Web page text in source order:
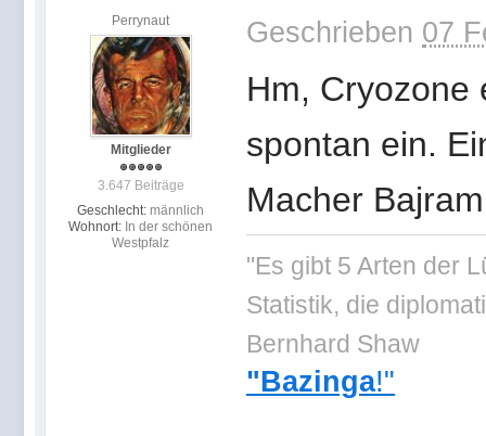
Perrynaut
Mitglieder
3.647 Beiträge
Geschlecht: männlich
Wohnort: In der schönen
Westpfalz
Geschrieben 07
Hm, Cryozone
spontan ein.
Macher
"Es gibt 5 Arten der
Statistik, die
Bernhard Shaw
"Bazinga!"